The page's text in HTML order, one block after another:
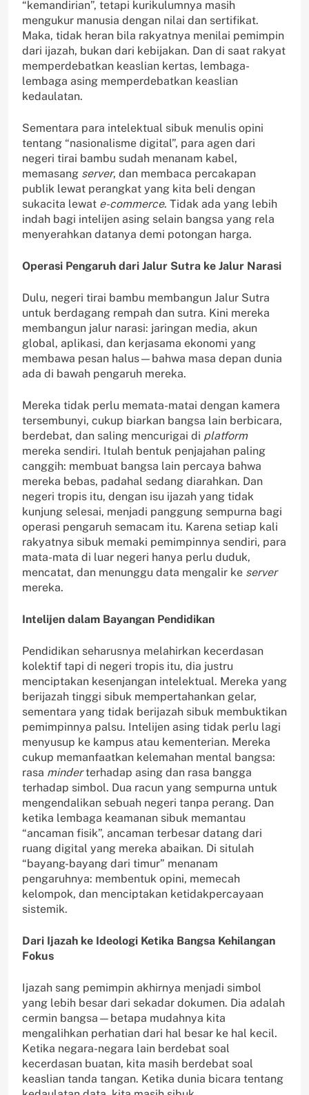
“kemandirian”, tetapi kurikulumnya masih
mengukur manusia dengan nilai dan sertifikat.
Maka, tidak heran bila rakyatnya menilai pemimpin
dari ijazah, bukan dari kebijakan. Dan di saat rakyat
memperdebatkan keaslian kertas, lembaga-
lembaga asing memperdebatkan keaslian
kedaulatan.
Sementara para intelektual sibuk menulis opini
tentang “nasionalisme digital”, para agen dari
negeri tirai bambu sudah menanam kabel,
memasang server, dan membaca percakapan
publik lewat perangkat yang kita beli dengan
sukacita lewat e-commerce. Tidak ada yang lebih
indah bagi intelijen asing selain bangsa yang rela
menyerahkan datanya demi potongan harga.
Operasi Pengaruh dari Jalur Sutra ke Jalur Narasi
Dulu, negeri tirai bambu membangun Jalur Sutra
untuk berdagang rempah dan sutra. Kini mereka
membangun jalur narasi: jaringan media, akun
global, aplikasi, dan kerjasama ekonomi yang
membawa pesan halus—bahwa masa depan dunia
ada di bawah pengaruh mereka.
Mereka tidak perlu memata-matai dengan kamera
tersembunyi, cukup biarkan bangsa lain berbicara,
berdebat, dan saling mencurigai di platform
mereka sendiri. Itulah bentuk penjajahan paling
canggih: membuat bangsa lain percaya bahwa
mereka bebas, padahal sedang diarahkan. Dan
negeri tropis itu, dengan isu ijazah yang tidak
kunjung selesai, menjadi panggung sempurna bagi
operasi pengaruh semacam itu. Karena setiap kali
rakyatnya sibuk memaki pemimpinnya sendiri, para
mata-mata di luar negeri hanya perlu duduk,
mencatat, dan menunggu data mengalir ke server
mereka.
Intelijen dalam Bayangan Pendidikan
Pendidikan seharusnya melahirkan kecerdasan
kolektif tapi di negeri tropis itu, dia justru
menciptakan kesenjangan intelektual. Mereka yang
berijazah tinggi sibuk mempertahankan gelar,
sementara yang tidak berijazah sibuk membuktikan
pemimpinnya palsu. Intelijen asing tidak perlu lagi
menyusup ke kampus atau kementerian. Mereka
cukup memanfaatkan kelemahan mental bangsa:
rasa minderterhadap asing dan rasa bangga
terhadap simbol. Dua racun yang sempurna untuk
mengendalikan sebuah negeri tanpa perang. Dan
ketika lembaga keamanan sibuk memantau
“ancaman fisik”, ancaman terbesar datang dari
ruang digital yang mereka abaikan. Di situlah
“bayang-bayang dari timur” menanam
pengaruhnya: membentuk opini, memecah
kelompok, dan menciptakan ketidakpercayaan
sistemik.
Dari Ijazah ke Ideologi Ketika Bangsa Kehilangan
Fokus
Ijazah sang pemimpin akhirnya menjadi simbol
yang lebih besar dari sekadar dokumen. Dia adalah
cermin bangsa—betapa mudahnya kita
mengalihkan perhatian dari hal besar ke hal kecil.
Ketika negara-negara lain berdebat soal
kecerdasan buatan, kita masih berdebat soal
keaslian tanda tangan. Ketika dunia bicara tentang